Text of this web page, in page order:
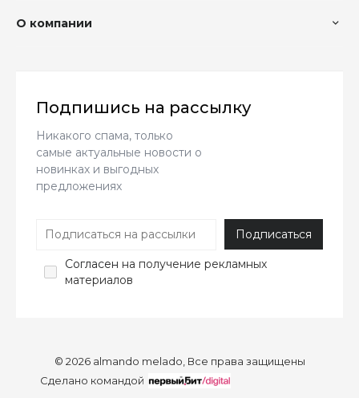
О компании
Подпишись на рассылку
Никакого спама, только
самые актуальные новости о
новинках и выгодных
предложениях
Согласен на получение рекламных
материалов
© 2026 almando melado, Все права защищены
Сделано командой